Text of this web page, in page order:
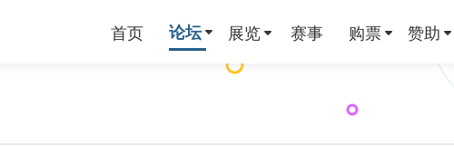
首页 论坛 展览 赛事 购票 赞助